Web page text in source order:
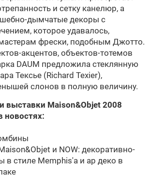
и сетку канелюр, а
дымчатые декоры с
которое удавалось,
фрески, подобным Джотто.
акцентов, объектов-тотемов
DAUM предложила стеклянную
Тексье (Richard Texier),
слонов в полную величину.
выставки Maison&Objet 2008
новостях:
и NOW: декоративно-
в стиле Memphis'а и ар деко в